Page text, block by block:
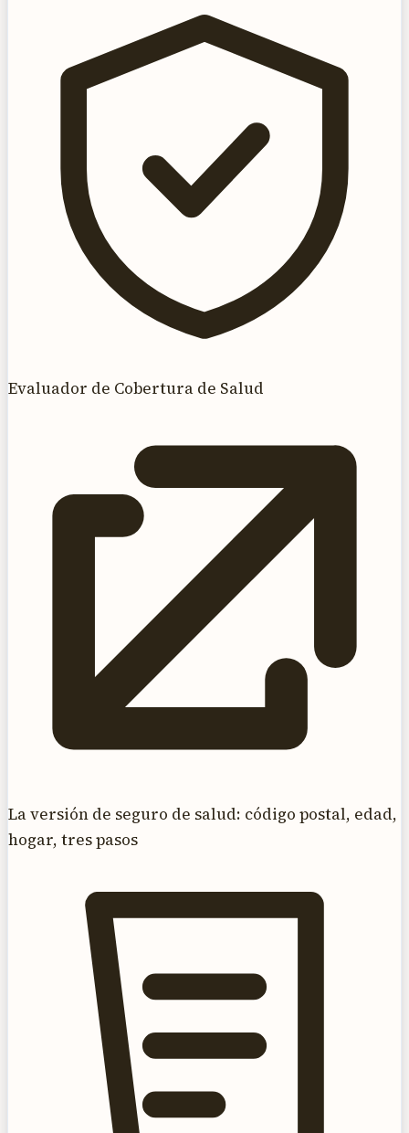
Evaluador de Cobertura de Salud
La versión de seguro de salud: código postal, edad,
hogar, tres pasos